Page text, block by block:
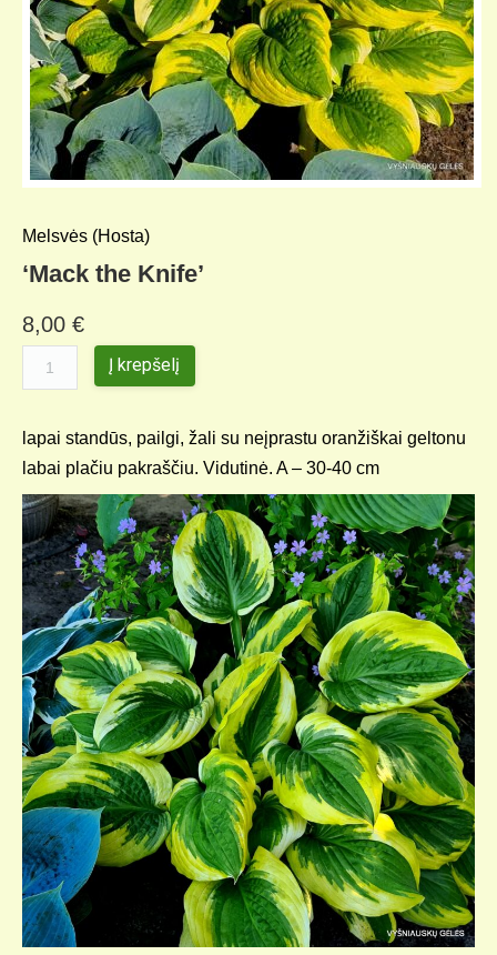
Melsvės (Hosta)
‘Mack the Knife’
8,00 €
Į krepšelį
lapai standūs, pailgi, žali su neįprastu oranžiškai geltonu
labai plačiu pakraščiu. Vidutinė. A – 30-40 cm